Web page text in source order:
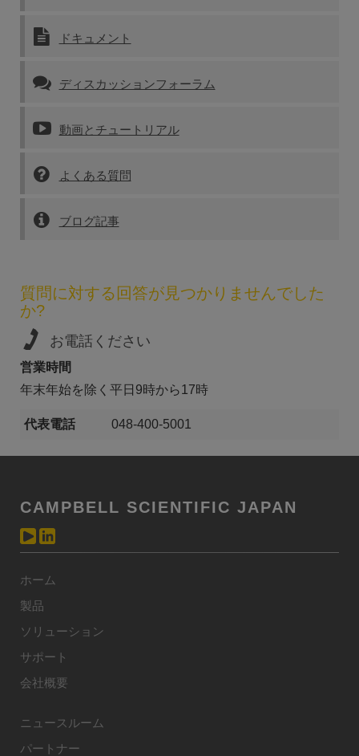
ドキュメント
ディスカッションフォーラム
動画とチュートリアル
よくある質問
ブログ記事
質問に対する回答が見つかりませんでした
か?
お電話ください
営業時間
年末年始を除く平日9時から17時
代表電話 048-400-5001
CAMPBELL SCIENTIFIC JAPAN
ホーム
製品
ソリューション
サポート
会社概要
ニュースルーム
パートナー